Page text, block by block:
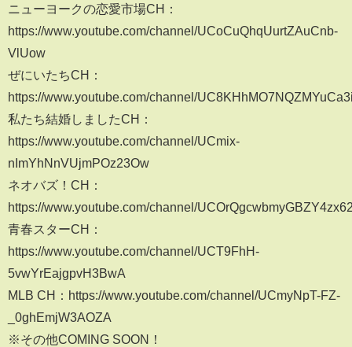
ニューヨークの恋愛市場CH：
https://www.youtube.com/channel/UCoCuQhqUurtZAuCnb-
VlUow
ぜにいたちCH：
https://www.youtube.com/channel/
私たち結婚しましたCH：
https://www.youtube.com/channel/UCmix-
nImYhNnVUjmPOz23Ow
ネオバズ！CH：
https://www.youtube.com/channel/
青春スターCH：
https://www.youtube.com/channel/UCT9FhH-
5vwYrEajgpvH3BwA
MLB CH：https://www.youtube.com/channel/UCmyNpT-FZ-
_0ghEmjW3AOZA
※その他COMING SOON！